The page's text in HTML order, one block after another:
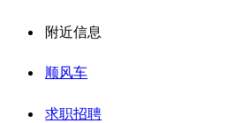
附近信息
顺风车
求职招聘